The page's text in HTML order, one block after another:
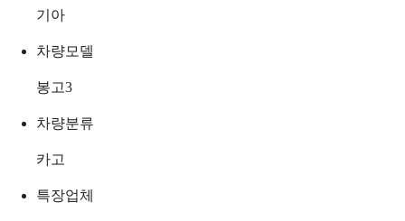
기아
차량모델
봉고3
차량분류
카고
특장업체